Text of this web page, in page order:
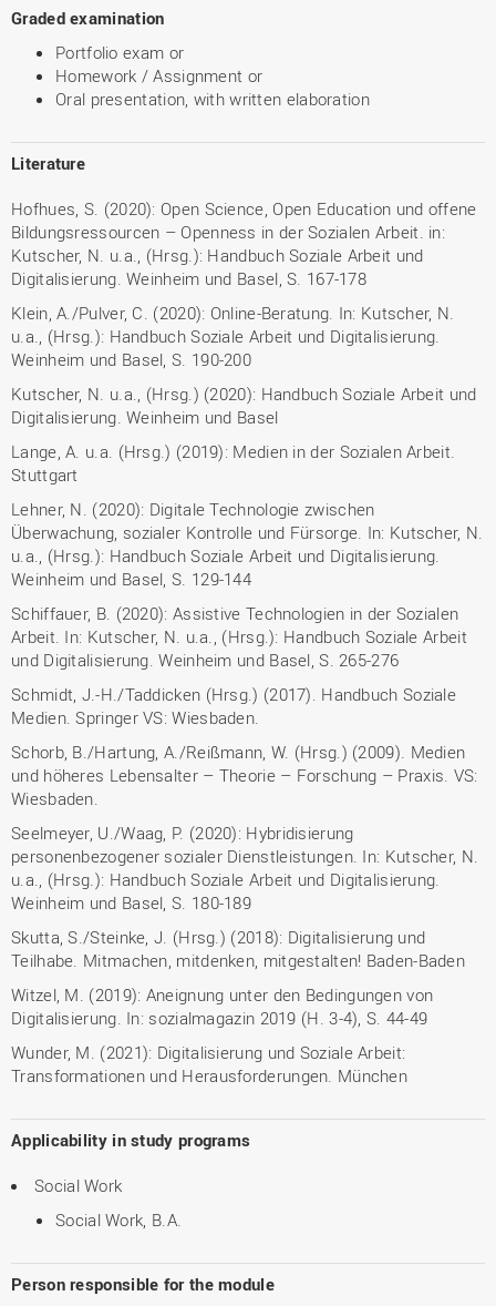
Graded examination
Portfolio exam or
Homework / Assignment or
Oral presentation, with written elaboration
Literature
Hofhues, S. (2020): Open Science, Open Education und offene
Bildungsressourcen – Openness in der Sozialen Arbeit. in:
Kutscher, N. u.a., (Hrsg.): Handbuch Soziale Arbeit und
Digitalisierung. Weinheim und Basel, S. 167-178
Klein, A./Pulver, C. (2020): Online-Beratung. In: Kutscher, N.
u.a., (Hrsg.): Handbuch Soziale Arbeit und Digitalisierung.
Weinheim und Basel, S. 190-200
Kutscher, N. u.a., (Hrsg.) (2020): Handbuch Soziale Arbeit und
Digitalisierung. Weinheim und Basel
Lange, A. u.a. (Hrsg.) (2019): Medien in der Sozialen Arbeit.
Stuttgart
Lehner, N. (2020): Digitale Technologie zwischen
Überwachung, sozialer Kontrolle und Fürsorge. In: Kutscher, N.
u.a., (Hrsg.): Handbuch Soziale Arbeit und Digitalisierung.
Weinheim und Basel, S. 129-144
Schiffauer, B. (2020): Assistive Technologien in der Sozialen
Arbeit. In: Kutscher, N. u.a., (Hrsg.): Handbuch Soziale Arbeit
und Digitalisierung. Weinheim und Basel, S. 265-276
Schmidt, J.-H./Taddicken (Hrsg.) (2017). Handbuch Soziale
Medien. Springer VS: Wiesbaden.
Schorb, B./Hartung, A./Reißmann, W. (Hrsg.) (2009). Medien
und höheres Lebensalter – Theorie – Forschung – Praxis. VS:
Wiesbaden.
Seelmeyer, U./Waag, P. (2020): Hybridisierung
personenbezogener sozialer Dienstleistungen. In: Kutscher, N.
u.a., (Hrsg.): Handbuch Soziale Arbeit und Digitalisierung.
Weinheim und Basel, S. 180-189
Skutta, S./Steinke, J. (Hrsg.) (2018): Digitalisierung und
Teilhabe. Mitmachen, mitdenken, mitgestalten! Baden-Baden
Witzel, M. (2019): Aneignung unter den Bedingungen von
Digitalisierung. In: sozialmagazin 2019 (H. 3-4), S. 44-49
Wunder, M. (2021): Digitalisierung und Soziale Arbeit:
Transformationen und Herausforderungen. München
Applicability in study programs
Social Work
Social Work, B.A.
Person responsible for the module